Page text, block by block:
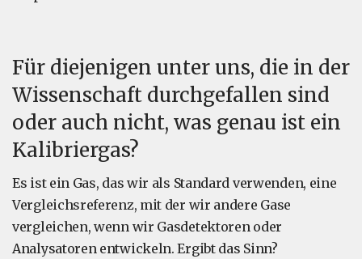
Für diejenigen unter uns, die in der
Wissenschaft durchgefallen sind
oder auch nicht, was genau ist ein
Kalibriergas?
Es ist ein Gas, das wir als Standard verwenden, eine
Vergleichsreferenz, mit der wir andere Gase
vergleichen, wenn wir Gasdetektoren oder
Analysatoren entwickeln. Ergibt das Sinn?